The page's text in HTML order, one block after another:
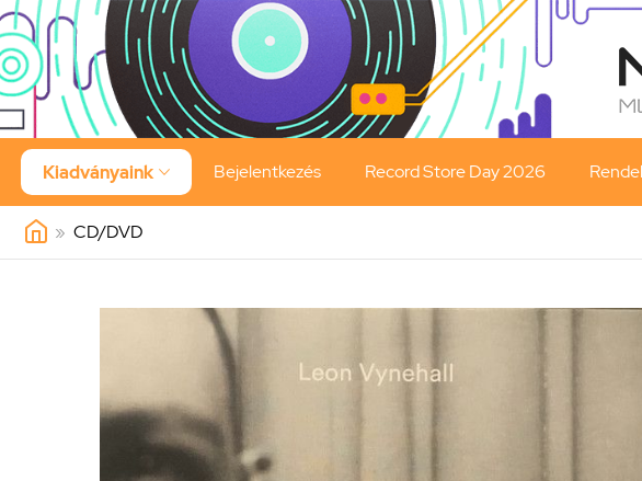
Kiadványaink  Bejelentkezés Record Store Day 2026
» CD/DVD